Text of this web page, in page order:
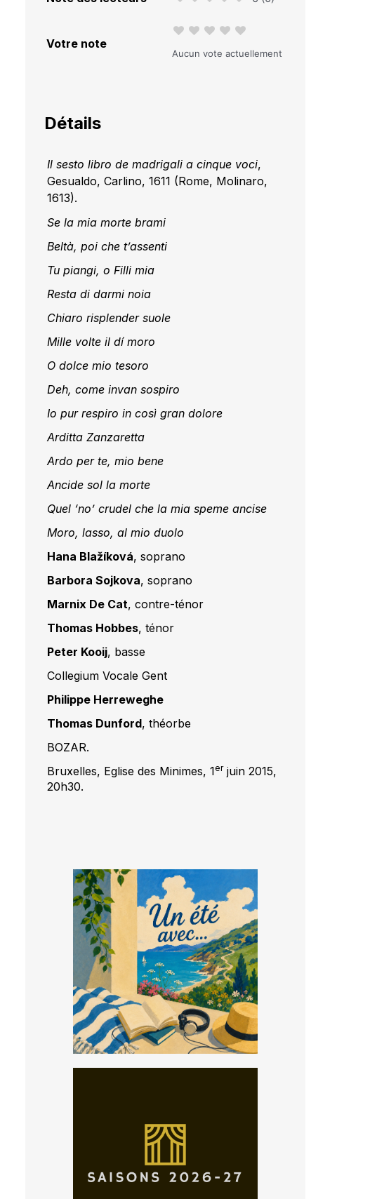
Votre note
Aucun vote actuellement
Détails
Il sesto libro de madrigali a cinque voci,
Gesualdo, Carlino, 1611 (Rome, Molinaro,
1613).
Se la mia morte brami
Beltà, poi che t’assenti
Tu piangi, o Filli mia
Resta di darmi noia
Chiaro risplender suole
Mille volte il dí moro
O dolce mio tesoro
Deh, come invan sospiro
Io pur respiro in così gran dolore
Arditta Zanzaretta
Ardo per te, mio bene
Ancide sol la morte
Quel ‘no’ crudel che la mia speme ancise
Moro, lasso, al mio duolo
Hana Blažíková, soprano
Barbora Sojkova, soprano
Marnix De Cat, contre-ténor
Thomas Hobbes, ténor
Peter Kooij, basse
Collegium Vocale Gent
Philippe Herreweghe
Thomas Dunford, théorbe
BOZAR.
Bruxelles, Eglise des Minimes, 1erjuin 2015,
20h30.